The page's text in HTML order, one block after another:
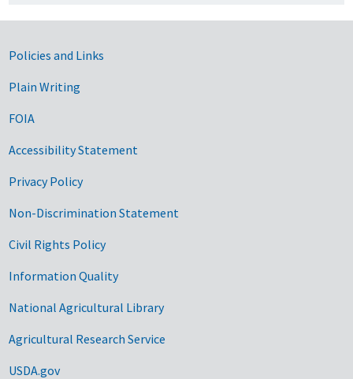
Government Links
Policies and Links
Plain Writing
FOIA
Accessibility Statement
Privacy Policy
Non-Discrimination Statement
Civil Rights Policy
Information Quality
National Agricultural Library
Agricultural Research Service
USDA.gov